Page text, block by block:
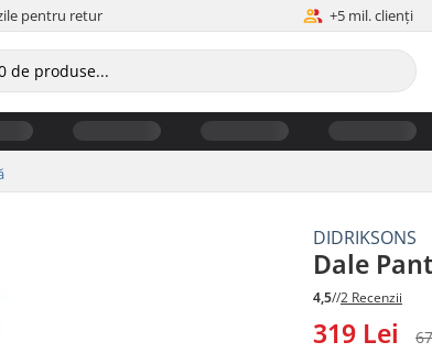
pentru retur +5 mil. clienți
DIDRIKSONS
Dale
4,5//2 Recenzii
319 Lei